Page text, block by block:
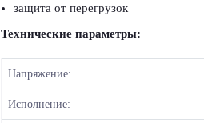
защита от перегрузок
Технические параметры:
Напряжение:
Исполнение: